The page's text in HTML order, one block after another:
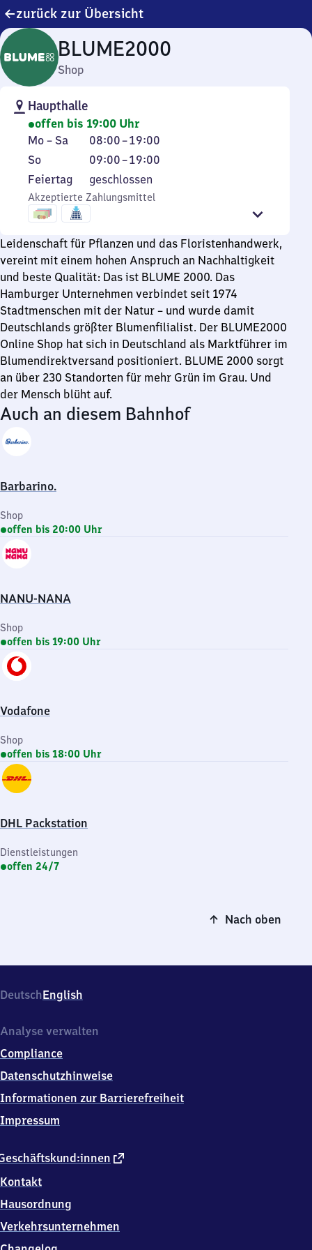
zurück zur Übersicht
BLUME2000
Shop
Haupthalle
offen bis 19:00 Uhr
Montag
bis
Samstag
Mo – Sa 08:00–19:00
Von
8
bis
19
Uhr
Sonntag
So 09:00–19:00
Von
9
Uhr
bis
19
Uhr
Feiertag
Feiertag geschlossen
Akzeptierte Zahlungsmittel
Leidenschaft für Pflanzen und das Floristenhandwerk,
vereint mit einem hohen Anspruch an Nachhaltigkeit
und beste Qualität: Das ist BLUME 2000. Das
Hamburger Unternehmen verbindet seit 1974
Stadtmenschen mit der Natur – und wurde damit
Deutschlands größter Blumenfilialist. Der BLUME2000
Online Shop hat sich in Deutschland als Marktführer im
Blumendirektversand positioniert. BLUME 2000 sorgt
an über 230 Standorten für mehr Grün im Grau. Und
der Mensch blüht auf.
Auch an diesem Bahnhof
Barbarino.
Shop
offen bis 20:00 Uhr
NANU-NANA
Shop
offen bis 19:00 Uhr
Vodafone
Shop
offen bis 18:00 Uhr
DHL Packstation
Dienstleistungen
offen 24/7
Nach oben
DeutschEnglish
externer
Kontakt
Hausordnung
Verkehrsunternehmen
Analyse verwalten
Compliance
Datenschutzhinweise
Informationen zur Barrierefreiheit
Impressum